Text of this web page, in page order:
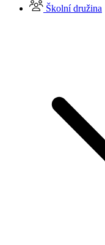
Školní družina